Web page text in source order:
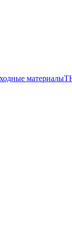
материалы